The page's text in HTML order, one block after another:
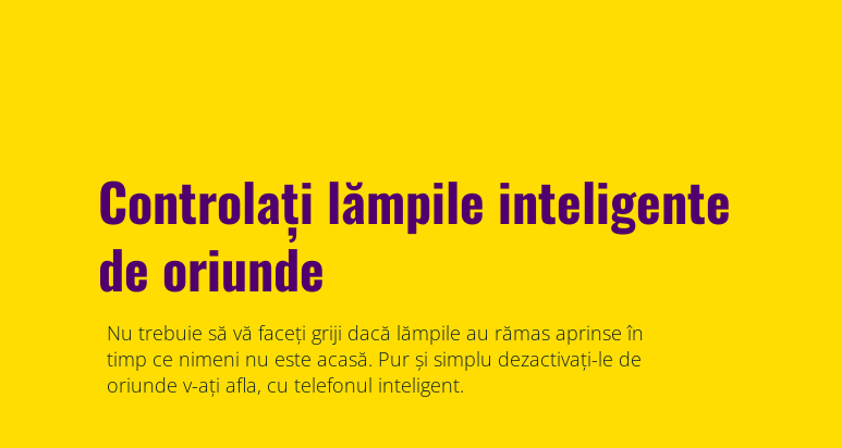
Controlați lămpile inteligente
de oriunde
Nu trebuie să vă faceți griji dacă lămpile au rămas aprinse în
timp ce nimeni nu este acasă. Pur și simplu dezactivați-le de
oriunde v-ați afla, cu telefonul inteligent.